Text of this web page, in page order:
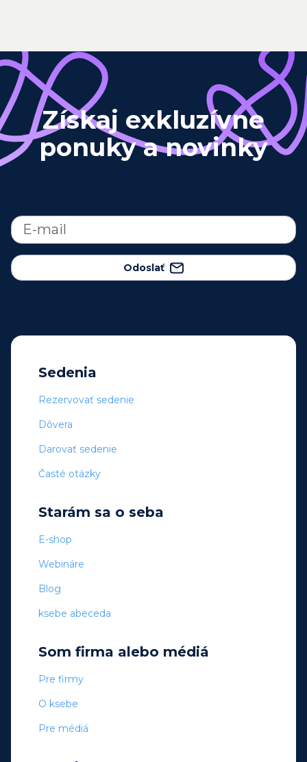
Získaj exkluzívne
ponuky a novinky
Odoslať
Sedenia
Rezervovať sedenie
Dôvera
Darovať sedenie
Časté otázky
Starám sa o seba
E-shop
Webináre
Blog
ksebe abeceda
Som firma alebo médiá
Pre firmy
O ksebe
Pre médiá